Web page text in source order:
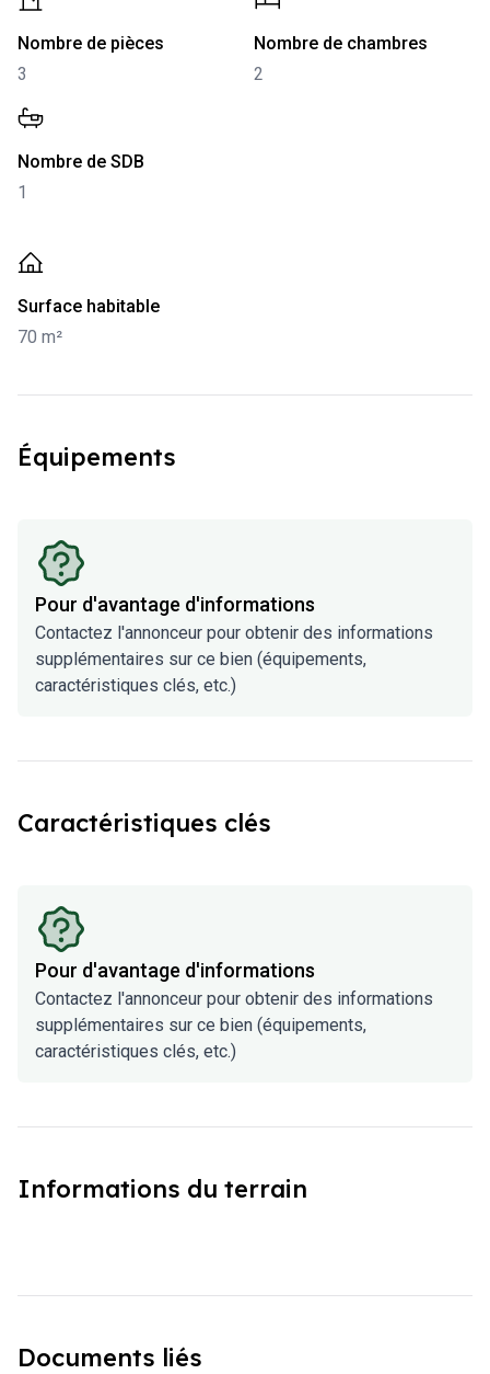
Nombre de pièces
3
Nombre de chambres
2
Nombre de SDB
1
Surface habitable-
70 m²
Équipements
Pour d'avantage d'informations
Contactez l'annonceur pour obtenir des informations
supplémentaires sur ce bien (équipements,
caractéristiques clés, etc.)
Caractéristiques clés
Pour d'avantage d'informations
Contactez l'annonceur pour obtenir des informations
supplémentaires sur ce bien (équipements,
caractéristiques clés, etc.)
Informations du terrain
Documents liés